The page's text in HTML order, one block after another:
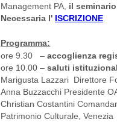
Management PA, il
Necessaria l' ISCRIZIONE
Programma:
ore 9.30 –accoglienza
ore 10.00 –saluti
Marigusta Lazzari Direttore
Anna Buzzacchi Presidente
Christian Costantini
Patrimonio Culturale, Venezia